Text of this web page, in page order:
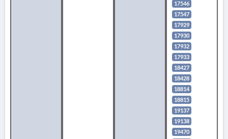
17546
17547
17929
17930
17932
17933
18427
18428
18814
18815
19137
19138
19470